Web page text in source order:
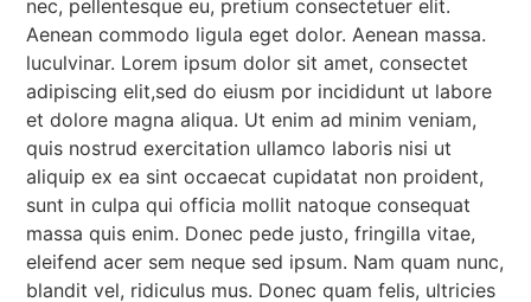
nec, pellentesque eu, pretium consectetuer elit.
Aenean commodo ligula eget dolor. Aenean massa.
luculvinar. Lorem ipsum dolor sit amet, consectet
adipiscing elit,sed do eiusm por incididunt ut labore
et dolore magna aliqua. Ut enim ad minim veniam,
quis nostrud exercitation ullamco laboris nisi ut
aliquip ex ea sint occaecat cupidatat non proident,
sunt in culpa qui officia mollit natoque consequat
massa quis enim. Donec pede justo, fringilla vitae,
eleifend acer sem neque sed ipsum. Nam quam nunc,
blandit vel, ridiculus mus. Donec quam felis, ultricies